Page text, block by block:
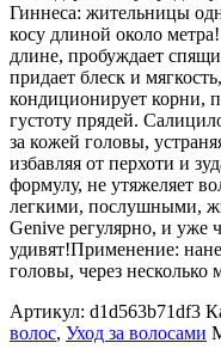
Гиннеса: жительницы
косу длиной около
длине, пробуждает
придает блеск и
кондиционирует корни,
густоту прядей.
за кожей головы,
избавляя от перхоти и
формулу, не утяжеляет
легкими, послушными,
Genive регулярно, и уже
удивят!Применение:
головы, через несколько
Артикул: d1d563b71df3
волос, Уход за волосами